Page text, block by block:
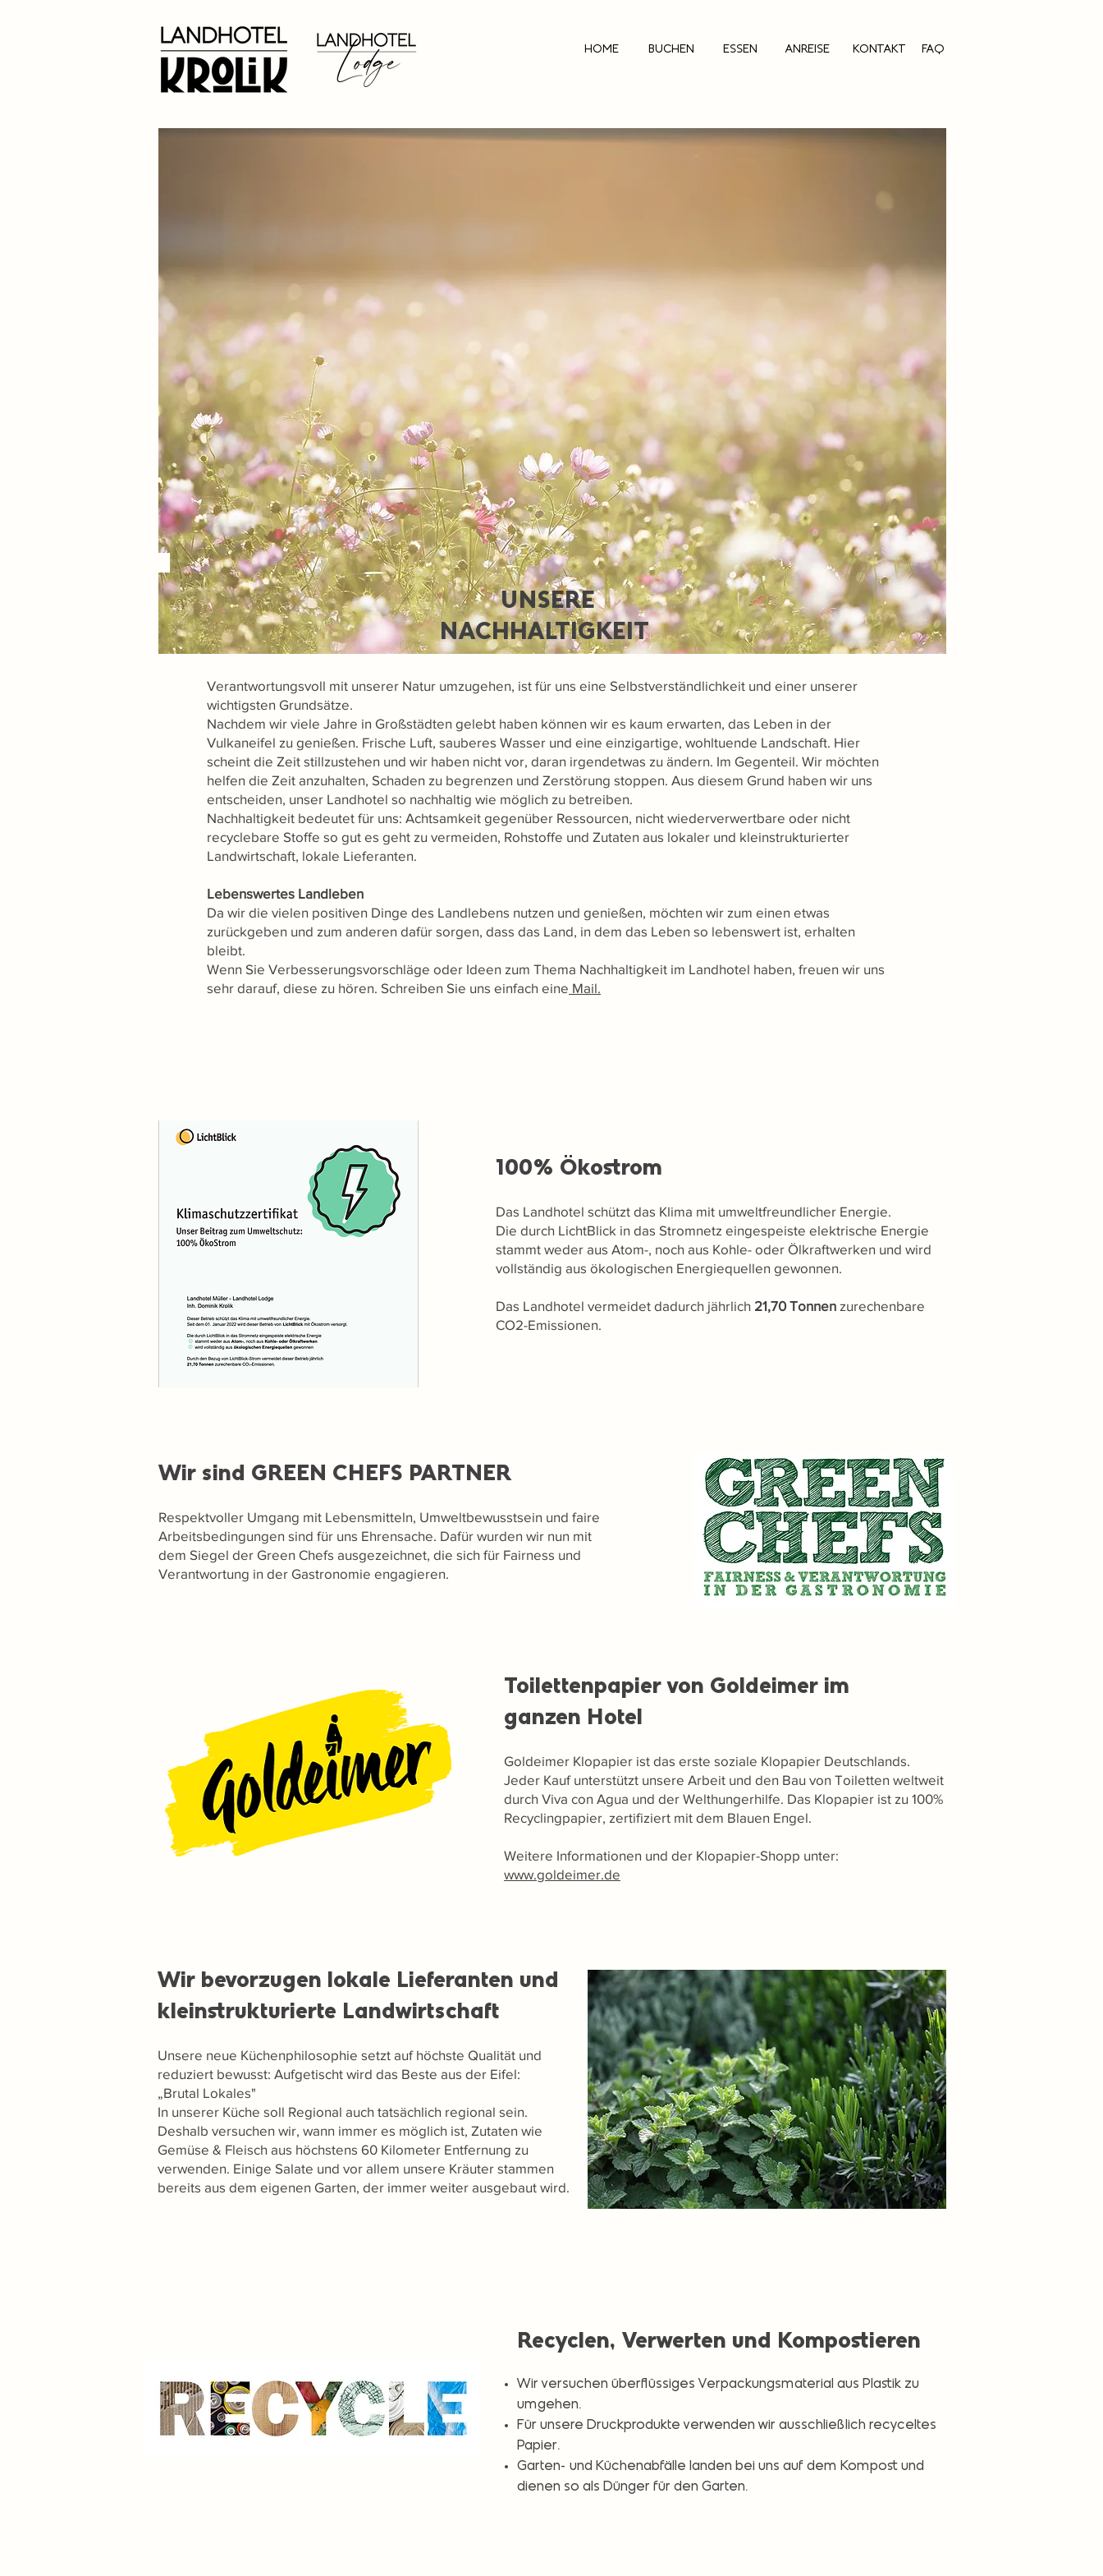
HOME BUCHEN ESSEN ANREISE KONTAKT FAQ
UNSERE
NACHHALTIGKEIT
Verantwortungsvoll mit unserer Natur umzugehen, ist für uns eine Selbstverständlichkeit und einer unserer
wichtigsten Grundsätze.
Nachdem wir viele Jahre in Großstädten gelebt haben können wir es kaum erwarten, das Leben in der
Vulkaneifel zu genießen. Frische Luft, sauberes Wasser und eine einzigartige, wohltuende Landschaft. Hier
scheint die Zeit stillzustehen und wir haben nicht vor, daran irgendetwas zu ändern. Im Gegenteil. Wir möchten
helfen die Zeit anzuhalten, Schaden zu begrenzen und Zerstörung stoppen. Aus diesem Grund haben wir uns
entscheiden, unser Landhotel so nachhaltig wie möglich zu betreiben.
Nachhaltigkeit bedeutet für uns: Achtsamkeit gegenüber Ressourcen, nicht wiederverwertbare oder nicht
recyclebare Stoffe so gut es geht zu vermeiden, Rohstoffe und Zutaten aus lokaler und kleinstrukturierter
Landwirtschaft, lokale Lieferanten.
Lebenswertes Landleben
Da wir die vielen positiven Dinge des Landlebens nutzen und genießen, möchten wir zum einen etwas
zurückgeben und zum anderen dafür sorgen, dass das Land, in dem das Leben so lebenswert ist, erhalten
bleibt.
Wenn Sie Verbesserungsvorschläge oder Ideen zum Thema Nachhaltigkeit im Landhotel haben, freuen wir uns
sehr darauf, diese zu hören. Schreiben Sie uns einfach eine Mail.
100% Ökostrom
Das Landhotel schützt das Klima mit umweltfreundlicher Energie.
Die durch LichtBlick in das Stromnetz eingespeiste elektrische Energie
stammt weder aus Atom-, noch aus Kohle- oder Ölkraftwerken und wird
vollständig aus ökologischen Energiequellen gewonnen.
Das Landhotel vermeidet dadurch jährlich 21,70 Tonnen zurechenbare
CO2-Emissionen.
Wir sind GREEN CHEFS PARTNER
Respektvoller Umgang mit Lebensmitteln, Umweltbewusstsein und faire
Arbeitsbedingungen sind für uns Ehrensache. Dafür wurden wir nun mit
dem Siegel der Green Chefs ausgezeichnet, die sich für Fairness und
Verantwortung in der Gastronomie engagieren.
Toilettenpapier von Goldeimer im
ganzen Hotel
Goldeimer Klopapier ist das erste soziale Klopapier Deutschlands.
Jeder Kauf unterstützt unsere Arbeit und den Bau von Toiletten weltweit
durch Viva con Agua und der Welthungerhilfe. Das Klopapier ist zu 100%
Recyclingpapier, zertifiziert mit dem Blauen Engel.
Weitere Informationen und der Klopapier-Shopp unter:
www.goldeimer.de
Wir bevorzugen lokale Lieferanten und
kleinstrukturierte Landwirtschaft
Unsere neue Küchenphilosophie setzt auf höchste Qualität und
reduziert bewusst: Aufgetischt wird das Beste aus der Eifel:
„Brutal Lokales"
In unserer Küche soll Regional auch tatsächlich regional sein.
Deshalb versuchen wir, wann immer es möglich ist, Zutaten wie
Gemüse & Fleisch aus höchstens 60 Kilometer Entfernung zu
verwenden. Einige Salate und vor allem unsere Kräuter stammen
bereits aus dem eigenen Garten, der immer weiter ausgebaut wird.
Recyclen, Verwerten und Kompostieren
Wir versuchen überflüssiges Verpackungsmaterial aus Plastik zu
umgehen.
Für unsere Druckprodukte verwenden wir ausschließlich recyceltes
Papier.
Garten- und Küchenabfälle landen bei uns auf dem Kompost und
dienen so als Dünger für den Garten.